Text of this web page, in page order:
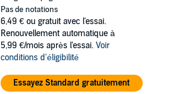
Pas de notations
6,49 € ou gratuit avec l'essai.
Renouvellement automatique à
5,99 €/mois après l'essai. Voir
conditions d'éligibilité
Essayez Standard gratuitement